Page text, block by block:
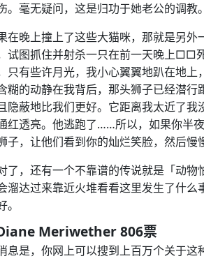
。毫无疑问，这是归功于她老公的调教。
在晚上撞上了这些大猫咪，那就是另
试图抓住并射杀一只在前一天晚上□□
只有些许月光，我小心翼翼地趴在地
糊的动静在我背后，那头狮子已经潜行
隐蔽地比我们更好。它距离我太近了
红透亮。他逃跑了……所以，如果你半
子，让他们看到你的灿烂笑脸，然后慢
了，还有一个不靠谱的传说就是「动
溜达过来靠近火堆看看这里发生了什
。
Meriwether 806票
息是，你网上可以搜到上百万个关于这